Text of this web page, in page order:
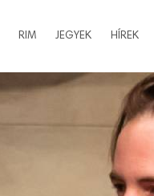
RIM JEGYEK HÍREK